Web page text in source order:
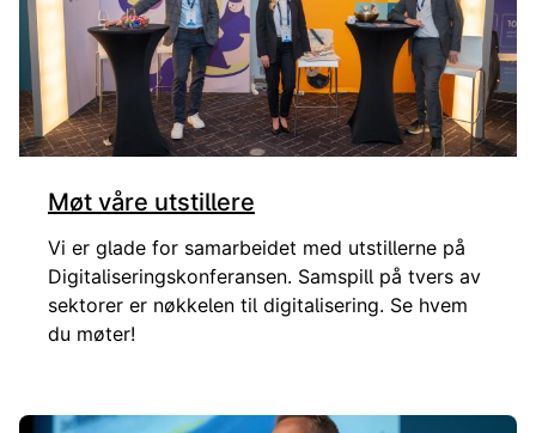
Møt våre utstillere
Vi er glade for samarbeidet med utstillerne på
Digitaliseringskonferansen. Samspill på tvers av
sektorer er nøkkelen til digitalisering. Se hvem
du møter!